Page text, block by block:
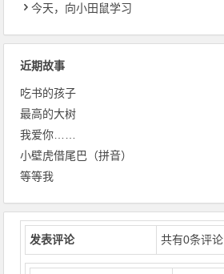
今天，向小田鼠学习
近期故事
吃书的孩子
最高的大树
我爱你……
小壁虎借尾巴（拼音）
等等我
发表评论 共有0条评论